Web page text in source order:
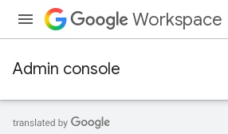
Workspace
Admin console